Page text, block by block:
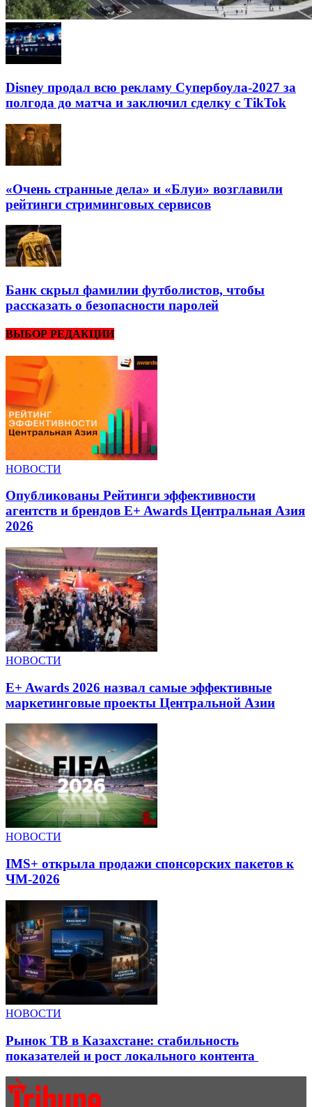
Disney продал всю рекламу Супербоула-2027 за
полгода до матча и заключил сделку с TikTok
«Очень странные дела» и «Блуи» возглавили
рейтинги стриминговых сервисов
Банк скрыл фамилии футболистов, чтобы
рассказать о безопасности паролей
ВЫБОР РЕДАКЦИИ
НОВОСТИ
Опубликованы Рейтинги эффективности
агентств и брендов E+ Awards Центральная Азия
2026
НОВОСТИ
E+ Awards 2026 назвал самые эффективные
маркетинговые проекты Центральной Азии
НОВОСТИ
IMS+ открыла продажи спонсорских пакетов к
ЧМ-2026
НОВОСТИ
Рынок ТВ в Казахстане: стабильность
показателей и рост локального контента